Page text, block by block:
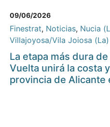
09/06/2026
Finestrat, Noticias, Nucia
Villajoyosa/Vila Joiosa (La)
La etapa más dura
Vuelta unirá la costa
provincia de Alicante